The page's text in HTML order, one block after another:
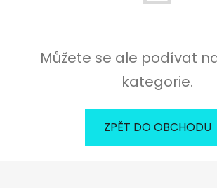
Můžete se ale podívat
kategorie.
ZPĚT DO OBCHODU